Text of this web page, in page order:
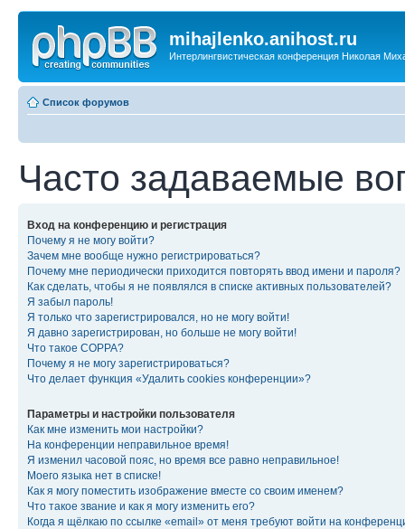
mihajlenko.anihost.ru
Интерлингвистическая конференция Николая
Список форумов
Часто задаваемые
Вход на конференцию и регистрация
Почему я не могу войти?
Зачем мне вообще нужно регистрироваться?
Почему мне периодически приходится повторять ввод имени и пароля?
Как сделать, чтобы я не появлялся в списке активных пользователей?
Я забыл пароль!
Я только что зарегистрировался, но не могу войти!
Я давно зарегистрирован, но больше не могу войти!
Что такое COPPA?
Почему я не могу зарегистрироваться?
Что делает функция «Удалить cookies конференции»?
Параметры и настройки пользователя
Как мне изменить мои настройки?
На конференции неправильное время!
Я изменил часовой пояс, но время все равно неправильное!
Моего языка нет в списке!
Как я могу поместить изображение вместе со своим именем?
Что такое звание и как я могу изменить его?
Когда я щёлкаю по ссылке «email» от меня требуют войти на